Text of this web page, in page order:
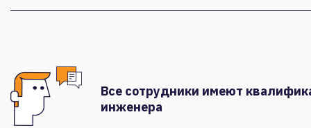
Все сотрудники имеют
инженера